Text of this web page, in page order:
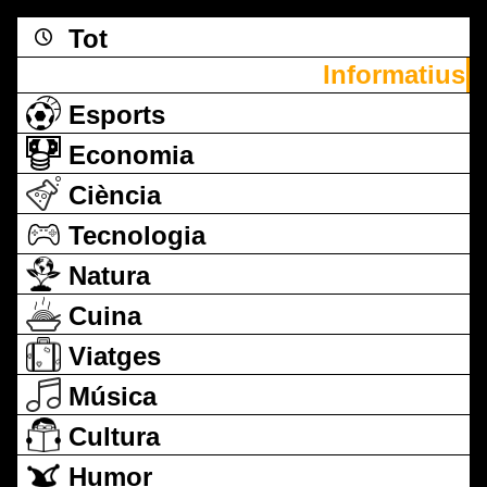
Tot
Informatius
Esports
Economia
Ciència
Tecnologia
Natura
Cuina
Viatges
Música
Cultura
Humor